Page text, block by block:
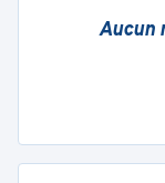
Aucun